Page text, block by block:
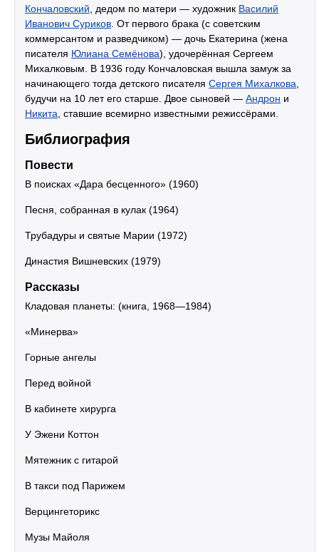
Кончаловский , дедом по матери — художник Василий
Иванович Суриков . От первого брака (с советским
коммерсантом и разведчиком) — дочь Екатерина (жена
писателя Юлиана Семёнова), удочерённая Сергеем
Михалковым. В 1936 году Кончаловская вышла замуж за
начинающего тогда детского писателя Сергея Михалкова
будучи на 10 лет его старше. Двое сыновей — Андрон и
Никита , ставшие всемирно известными режиссёрами.
Библиография
Повести
В поисках «Дара бесценного» (1960)
Песня, собранная в кулак (1964)
Трубадуры и святые Марии (1972)
Династия Вишневских (1979)
Рассказы
Кладовая планеты: (книга, 1968—1984)
«Минерва»
Горные ангелы
Перед войной
В кабинете хирурга
У Эжени Коттон
Мятежник с гитарой
В такси под Парижем
Верцингеторикс
Музы Майоля